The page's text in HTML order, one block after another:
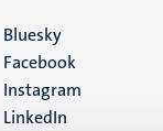
Social
media
Bluesky
Facebook
Instagram
LinkedIn